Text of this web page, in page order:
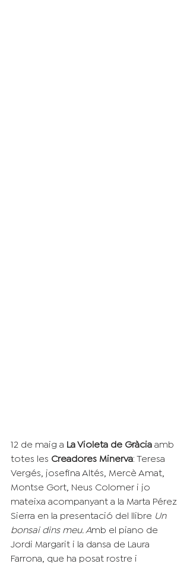
12 de maig a La Violeta de Gràcia amb
totes les Creadores Minerva: Teresa
Vergés, josefina Altés, Mercè Amat,
Montse Gort, Neus Colomer i jo
mateixa acompanyant a la Marta Pérez
Sierra en la presentació del llibre Un
bonsai dins meu. Amb el piano de
Jordi Margarit i la dansa de Laura
Farrona, que ha posat rostre i